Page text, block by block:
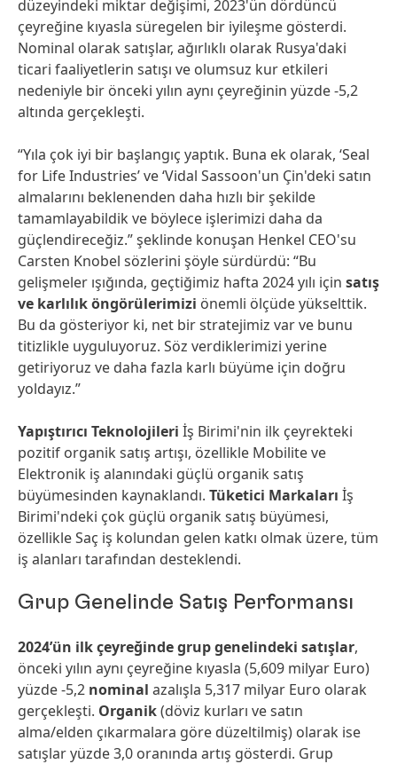
düzeyindeki miktar değişimi, 2023'ün dördüncü
çeyreğine kıyasla süregelen bir iyileşme gösterdi.
Nominal olarak satışlar, ağırlıklı olarak Rusya'daki
ticari faaliyetlerin satışı ve olumsuz kur etkileri
nedeniyle bir önceki yılın aynı çeyreğinin yüzde -5,2
altında gerçekleşti.
“Yıla çok iyi bir başlangıç yaptık. Buna ek olarak, ‘Seal
for Life Industries’ ve ‘Vidal Sassoon'un Çin'deki satın
almalarını beklenenden daha hızlı bir şekilde
tamamlayabildik ve böylece işlerimizi daha da
güçlendireceğiz.” şeklinde konuşan Henkel CEO'su
Carsten Knobel sözlerini şöyle sürdürdü: “Bu
gelişmeler ışığında, geçtiğimiz hafta 2024 yılı için satış
ve karlılık öngörülerimizi önemli ölçüde yükselttik.
Bu da gösteriyor ki, net bir stratejimiz var ve bunu
titizlikle uyguluyoruz. Söz verdiklerimizi yerine
getiriyoruz ve daha fazla karlı büyüme için doğru
yoldayız.”
Yapıştırıcı Teknolojileri İş Birimi'nin ilk çeyrekteki
pozitif organik satış artışı, özellikle Mobilite ve
Elektronik iş alanındaki güçlü organik satış
büyümesinden kaynaklandı. Tüketici Markaları İş
Birimi'ndeki çok güçlü organik satış büyümesi,
özellikle Saç iş kolundan gelen katkı olmak üzere, tüm
iş alanları tarafından desteklendi.
Grup Genelinde Satış Performansı
2024’ün ilk çeyreğindegrup genelindeki satışlar,
önceki yılın aynı çeyreğine kıyasla (5,609 milyar Euro)
yüzde -5,2 nominal azalışla 5,317 milyar Euro olarak
gerçekleşti. Organik(döviz kurları ve satın
alma/elden çıkarmalara göre düzeltilmiş) olarak ise
satışlar yüzde 3,0 oranında artış gösterdi. Grup